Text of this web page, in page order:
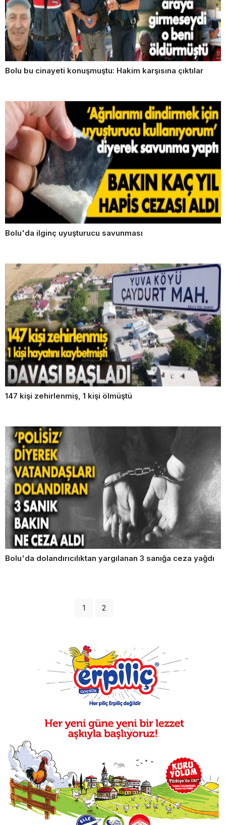
Bolu bu cinayeti konuşmuştu: Hakim karşısına çıktılar
Bolu'da ilginç uyuşturucu savunması
147 kişi zehirlenmiş, 1 kişi ölmüştü
Bolu'da dolandırıcılıktan yargılanan 3 sanığa ceza yağdı
1 2